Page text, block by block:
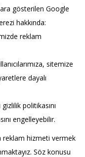
gösterilen Google
hakkında:
reklam
sitemize
dayalı
politikasını
engelleyebilir.
reklam hizmeti vermek
Söz konusu